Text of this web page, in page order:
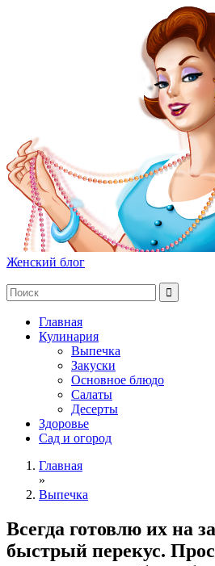
Женский блог
Главная
Кулинария
Выпечка
Закуски
Основное блюдо
Салаты
Десерты
Здоровье
Сад и огород
Главная
»
Выпечка
Всегда готовлю их на
быстрый перекус.